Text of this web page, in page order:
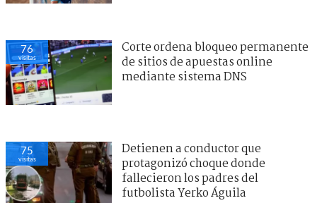
76
visitas
Corte ordena bloqueo permanente
de sitios de apuestas online
mediante sistema DNS
75
visitas
Detienen a conductor que
protagonizó choque donde
fallecieron los padres del
futbolista Yerko Águila